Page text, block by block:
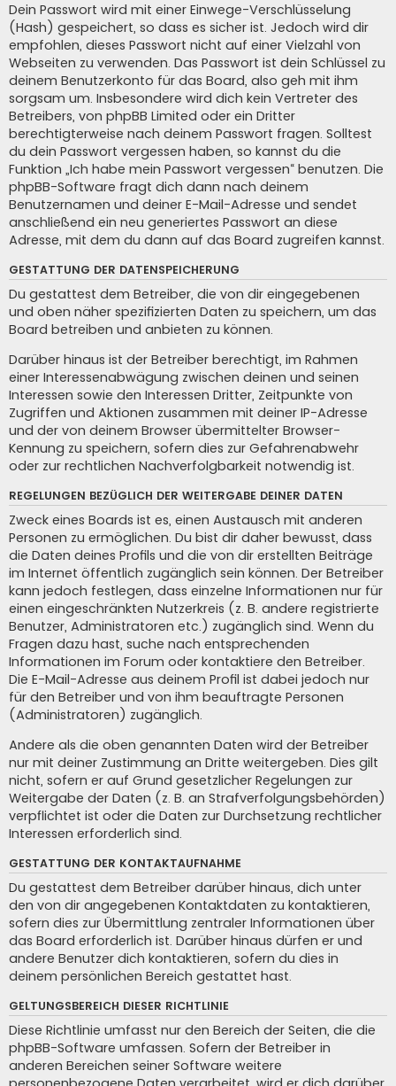
Dein Passwort wird mit einer Einwege-Verschlüsselung
(Hash) gespeichert, so dass es sicher ist. Jedoch wird dir
empfohlen, dieses Passwort nicht auf einer Vielzahl von
Webseiten zu verwenden. Das Passwort ist dein Schlüssel zu
deinem Benutzerkonto für das Board, also geh mit ihm
sorgsam um. Insbesondere wird dich kein Vertreter des
Betreibers, von phpBB Limited oder ein Dritter
berechtigterweise nach deinem Passwort fragen. Solltest
du dein Passwort vergessen haben, so kannst du die
Funktion „Ich habe mein Passwort vergessen“ benutzen. Die
phpBB-Software fragt dich dann nach deinem
Benutzernamen und deiner E-Mail-Adresse und sendet
anschließend ein neu generiertes Passwort an diese
Adresse, mit dem du dann auf das Board zugreifen kannst.
GESTATTUNG DER DATENSPEICHERUNG
Du gestattest dem Betreiber, die von dir eingegebenen
und oben näher spezifizierten Daten zu speichern, um das
Board betreiben und anbieten zu können.
Darüber hinaus ist der Betreiber berechtigt, im Rahmen
einer Interessenabwägung zwischen deinen und seinen
Interessen sowie den Interessen Dritter, Zeitpunkte von
Zugriffen und Aktionen zusammen mit deiner IP-Adresse
und der von deinem Browser übermittelter Browser-
Kennung zu speichern, sofern dies zur Gefahrenabwehr
oder zur rechtlichen Nachverfolgbarkeit notwendig ist.
REGELUNGEN BEZÜGLICH DER WEITERGABE DEINER DATEN
Zweck eines Boards ist es, einen Austausch mit anderen
Personen zu ermöglichen. Du bist dir daher bewusst, dass
die Daten deines Profils und die von dir erstellten Beiträge
im Internet öffentlich zugänglich sein können. Der Betreiber
kann jedoch festlegen, dass einzelne Informationen nur für
einen eingeschränkten Nutzerkreis (z. B. andere registrierte
Benutzer, Administratoren etc.) zugänglich sind. Wenn du
Fragen dazu hast, suche nach entsprechenden
Informationen im Forum oder kontaktiere den Betreiber.
Die E-Mail-Adresse aus deinem Profil ist dabei jedoch nur
für den Betreiber und von ihm beauftragte Personen
(Administratoren) zugänglich.
Andere als die oben genannten Daten wird der Betreiber
nur mit deiner Zustimmung an Dritte weitergeben. Dies gilt
nicht, sofern er auf Grund gesetzlicher Regelungen zur
Weitergabe der Daten (z. B. an Strafverfolgungsbehörden)
verpflichtet ist oder die Daten zur Durchsetzung rechtlicher
Interessen erforderlich sind.
GESTATTUNG DER KONTAKTAUFNAHME
Du gestattest dem Betreiber darüber hinaus, dich unter
den von dir angegebenen Kontaktdaten zu kontaktieren,
sofern dies zur Übermittlung zentraler Informationen über
das Board erforderlich ist. Darüber hinaus dürfen er und
andere Benutzer dich kontaktieren, sofern du dies in
deinem persönlichen Bereich gestattet hast.
GELTUNGSBEREICH DIESER RICHTLINIE
Diese Richtlinie umfasst nur den Bereich der Seiten, die die
phpBB-Software umfassen. Sofern der Betreiber in
anderen Bereichen seiner Software weitere